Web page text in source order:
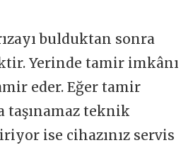
bulduktan sonra
Yerinde tamir imkânı
eder. Eğer tamir
taşınamaz teknik
ise cihazınız servis